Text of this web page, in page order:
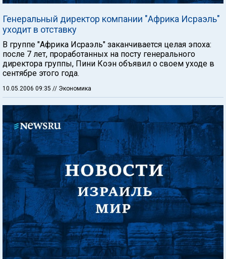
Генеральный директор компании "Африка Исраэль"
уходит в отставку
В группе "Африка Исраэль" заканчивается целая эпоха:
после 7 лет, проработанных на посту генерального
директора группы, Пини Коэн объявил о своем уходе в
сентябре этого года.
10.05.2006 09:35 // Экономика